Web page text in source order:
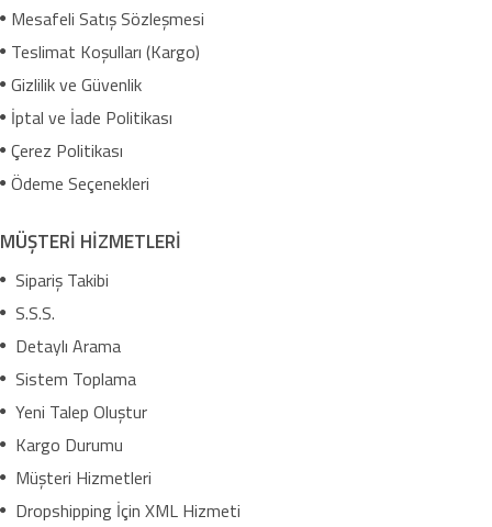
Mesafeli Satış Sözleşmesi
Teslimat Koşulları (Kargo)
Gizlilik ve Güvenlik
İptal ve İade Politikası
Çerez Politikası
Ödeme Seçenekleri
MÜŞTERİ HİZMETLERİ
Sipariş Takibi
S.S.S.
Detaylı Arama
Sistem Toplama
Yeni Talep Oluştur
Kargo Durumu
Müşteri Hizmetleri
Dropshipping İçin XML Hizmeti